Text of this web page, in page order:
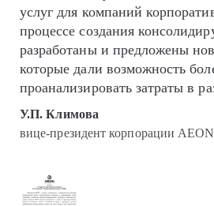
услуг для компаний
процессе создания
разработаны и предложены
которые дали возможность
проанализировать затраты в
У.П. Климова
вице-президент корпорации AEON